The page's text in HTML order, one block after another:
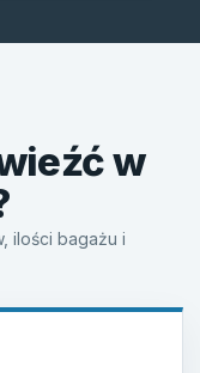
w
ilości bagażu i